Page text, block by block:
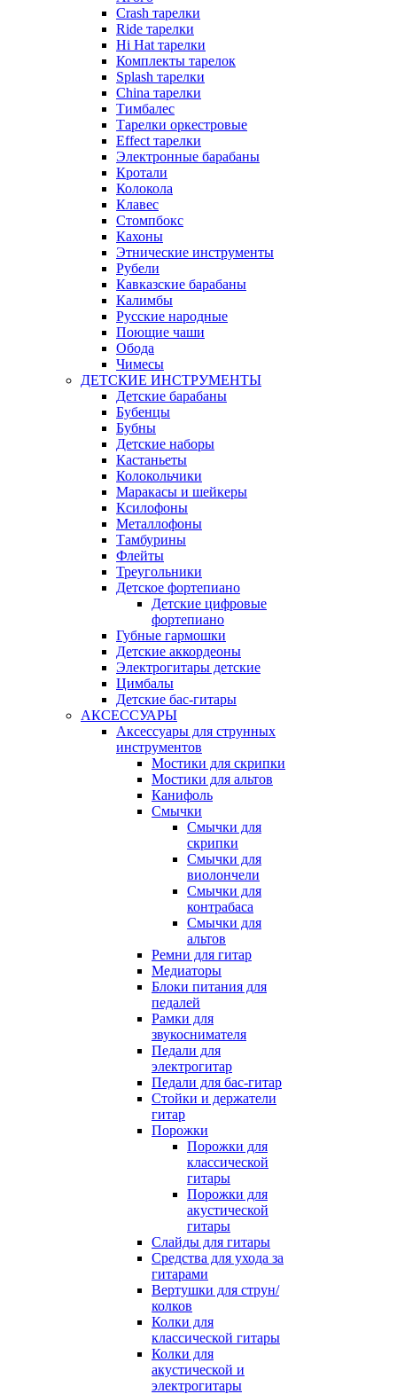
Crash тарелки
Ride тарелки
Hi Hat тарелки
Комплекты тарелок
Splash тарелки
China тарелки
Тимбалес
Тарелки оркестровые
Effect тарелки
Электронные барабаны
Кротали
Колокола
Клавес
Стомпбокс
Кахоны
Этнические инструменты
Рубели
Кавказские барабаны
Калимбы
Русские народные
Поющие чаши
Обода
Чимесы
ДЕТСКИЕ ИНСТРУМЕНТЫ
Детские барабаны
Бубенцы
Бубны
Детские наборы
Кастаньеты
Колокольчики
Маракасы и шейкеры
Ксилофоны
Металлофоны
Тамбурины
Флейты
Треугольники
Детское фортепиано
Детские цифровые
фортепиано
Губные гармошки
Детские аккордеоны
Электрогитары детские
Цимбалы
Детские бас-гитары
АКСЕССУАРЫ
Аксессуары для струнных
инструментов
Мостики для скрипки
Мостики для альтов
Канифоль
Смычки
Смычки для
скрипки
Смычки для
виолончели
Смычки для
контрабаса
Смычки для
альтов
Ремни для гитар
Медиаторы
Блоки питания для
педалей
Рамки для
звукоснимателя
Педали для
электрогитар
Педали для бас-гитар
Стойки и держатели
гитар
Порожки
Порожки для
классической
гитары
Порожки для
акустической
гитары
Слайды для гитары
Средства для ухода за
гитарами
Вертушки для струн/
колков
Колки для
классической гитары
Колки для
акустической и
электрогитары